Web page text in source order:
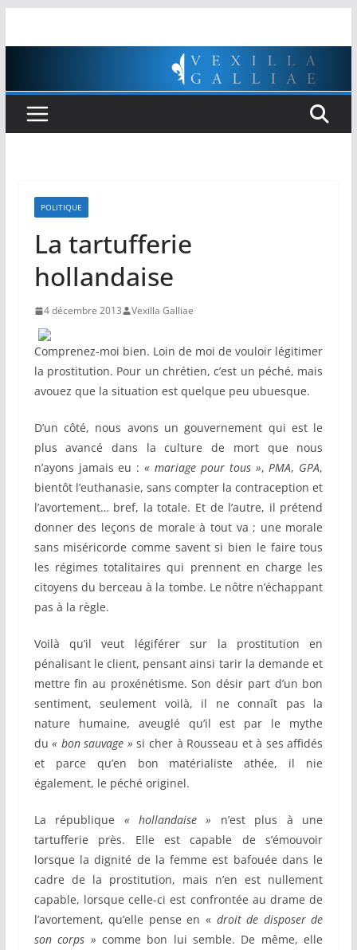
POLITIQUE
La tartufferie
hollandaise
4 décembre 2013 Vexilla Galliae
Comprenez-moi bien. Loin de moi de vouloir légitimer
la prostitution. Pour un chrétien, c’est un péché, mais
avouez que la situation est quelque peu ubuesque.
D’un côté, nous avons un gouvernement qui est le
plus avancé dans la culture de mort que nous
n’ayons jamais eu :« mariage pour tous »,PMA, GPA,
bientôt l’euthanasie, sans compter la contraception et
l’avortement… bref, la totale. Et de l’autre, il prétend
donner des leçons de morale à tout va ; une morale
sans miséricorde comme savent si bien le faire tous
les régimes totalitaires qui prennent en charge les
citoyens du berceau à la tombe. Le nôtre n’échappant
pas à la règle.
Voilà qu’il veut légiférer sur la prostitution en
pénalisant le client, pensant ainsi tarir la demande et
mettre fin au proxénétisme. Son désir part d’un bon
sentiment, seulement voilà, il ne connaît pas la
nature humaine, aveuglé qu’il est par le mythe
du« bon sauvage » si cher à Rousseau et à ses affidés
et parce qu’en bon matérialiste athée, il nie
également, le péché originel.
La république « hollandaise » n’est plus à une
tartufferie près. Elle est capable de s’émouvoir
lorsque la dignité de la femme est bafouée dans le
cadre de la prostitution, mais n’en est nullement
capable, lorsque celle-ci est confrontée au drame de
l’avortement, qu’elle pense en « droit de disposer de
son corps » comme bon lui semble. De même, elle